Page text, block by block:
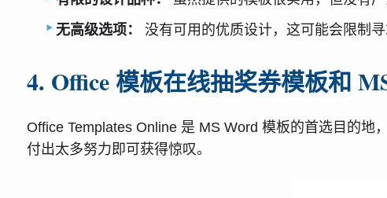
无高级选项：
没有可用的优质设计，这可能会限制
4. Office 模板在线抽奖券模板和
Office Templates Online 是 MS Word 模板的首选目的
付出太多努力即可获得惊叹。